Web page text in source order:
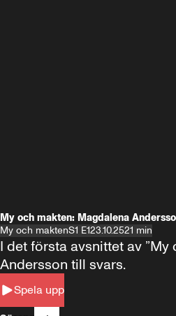
My och makten: Magdalena
My och maktenS1 E123.10.2521 min
Spela upp
I det första avsnittet av
Andersson till svars.